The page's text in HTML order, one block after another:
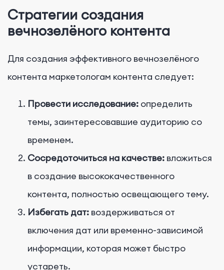
Стратегии создания
вечнозелёного контента
Для создания эффективного вечнозелёного
контента маркетологам контента следует:
Провести исследование: определить
темы, заинтересовавшие аудиторию со
временем.
Сосредоточиться на качестве: вложиться
в создание высококачественного
контента, полностью освещающего тему.
Избегать дат: воздерживаться от
включения дат или временно-зависимой
информации, которая может быстро
устареть.